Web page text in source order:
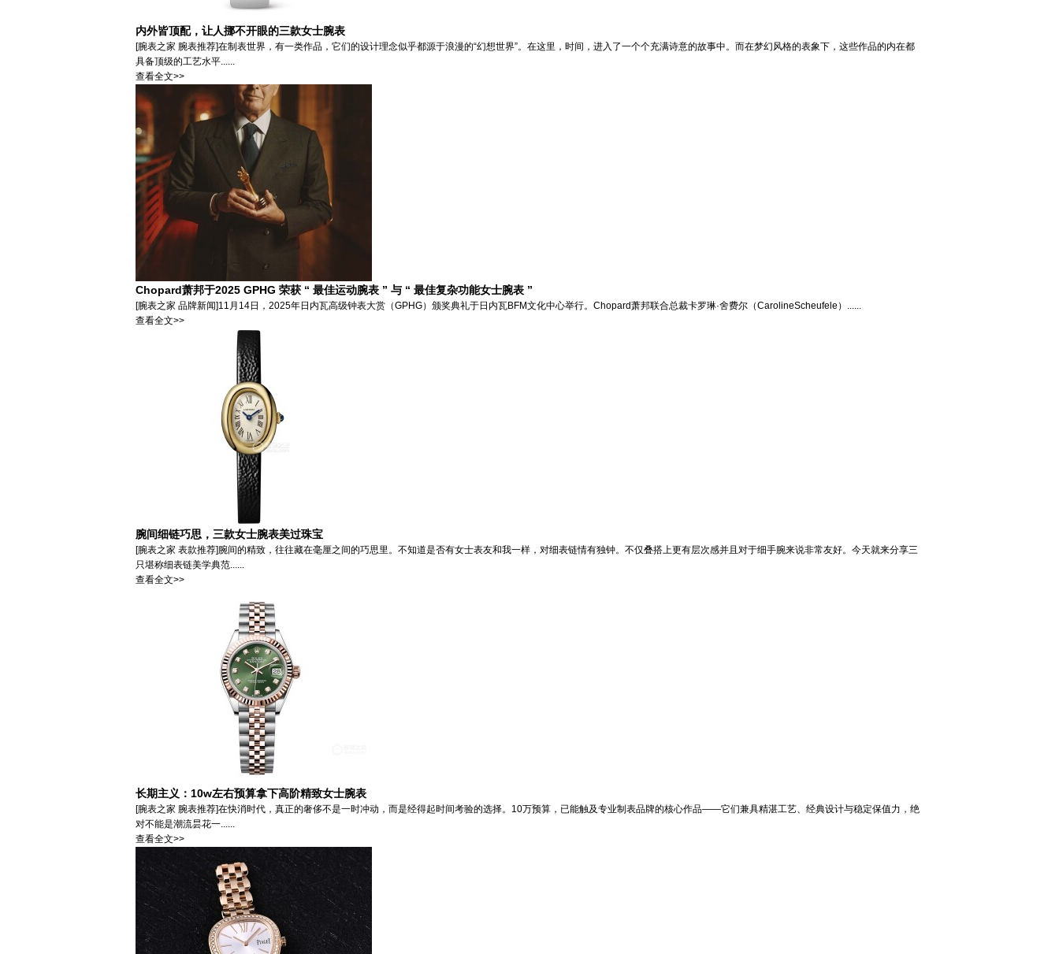
内外皆顶配，让人挪不开眼的三款女士腕表
[腕表之家 腕表推荐]在制表世界，有一类作品，它们的设计理念似乎都源于浪漫的“幻想世界”。在这里，时间，进入了一个个充满诗意的故事中。而在梦幻风格的表象下，这些作品的内在都
具备顶级的工艺水平......
查看全文>>
Chopard萧邦于2025 GPHG 荣获 “ 最佳运动腕表 ” 与 “ 最佳复杂功能女士腕表 ”
[腕表之家 品牌新闻]11月14日，2025年日内瓦高级钟表大赏（GPHG）颁奖典礼于日内瓦BFM文化中心举行。Chopard萧邦联合总裁卡罗琳·舍费尔（CarolineScheufele）......
查看全文>>
腕间细链巧思，三款女士腕表美过珠宝
[腕表之家 表款推荐]腕间的精致，往往藏在毫厘之间的巧思里。不知道是否有女士表友和我一样，对细表链情有独钟。不仅叠搭上更有层次感并且对于细手腕来说非常友好。今天就来分享三
只堪称细表链美学典范......
查看全文>>
长期主义：10w左右预算拿下高阶精致女士腕表
[腕表之家 腕表推荐]在快消时代，真正的奢侈不是一时冲动，而是经得起时间考验的选择。10万预算，已能触及专业制表品牌的核心作品——它们兼具精湛工艺、经典设计与稳定保值力，绝
对不能是潮流昙花一......
查看全文>>